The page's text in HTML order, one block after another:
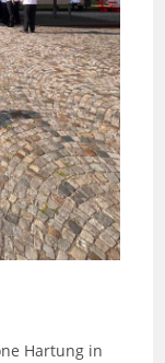
Hartung in